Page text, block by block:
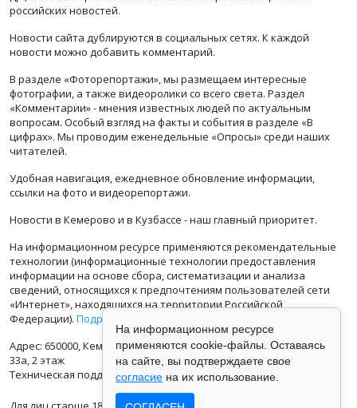
российских новостей.
Новости сайта дублируются в социальных сетях. К каждой
новости можно добавить комментарий.
В разделе «Фоторепортажи», мы размещаем интересные
фотографии, а также видеоролики со всего света. Раздел
«Комментарии» - мнения известных людей по актуальным
вопросам. Особый взгляд на факты и события в разделе «В
цифрах». Мы проводим еженедельные «Опросы» среди наших
читателей.
Удобная навигация, ежедневное обновление информации,
ссылки на фото и видеорепортажи.
Новости в Кемерово и в Кузбассе - наш главный приоритет.
На информационном ресурсе применяются рекомендательные
технологии (информационные технологии предоставления
информации на основе сбора, систематизации и анализа
сведений, относящихся к предпочтениям пользователей сети
«Интернет», находящихся на территории Российской
Федерации). Подробная информация
Адрес: 650000, Кемеровская Область, г.Кемерово, ул.Кузбасская
33а, 2 этаж
Техническая поддержка: support@vse42.ru
На информационном ресурсе
применяются cookie-файлы. Оставаясь
на сайте, вы подтверждаете свое
согласие на их использование.